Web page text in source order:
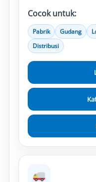
Cocok untuk:
Pabrik Gudang
Distribusi